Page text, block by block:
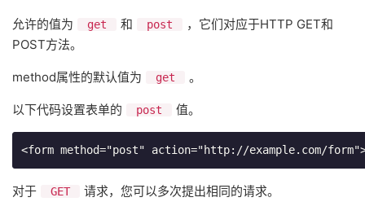
允许的值为 get 和 post
，它们对应于HTTP GET和
POST方法。
method属性的默认值为 get 。
以下代码设置表单的 post 值。
<form method="post" action="http://example.com/
对于 GET 请求， 您可以多次提出相同的请求。